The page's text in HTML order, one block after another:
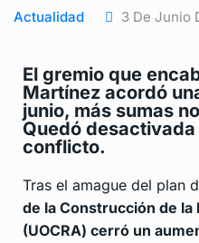
Actualidad 3 De Junio
El gremio que
Martínez acordó
junio, más sumas
Quedó
conflicto.
Tras el amague del plan
de la Construcción de
(UOCRA) cerró un